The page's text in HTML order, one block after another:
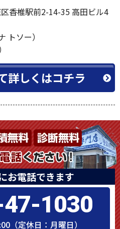
香椎駅前2-14-35 高田ビル4
トソー）
詳しくはコチラ
お電話できます
1030
（定休日：月曜日）